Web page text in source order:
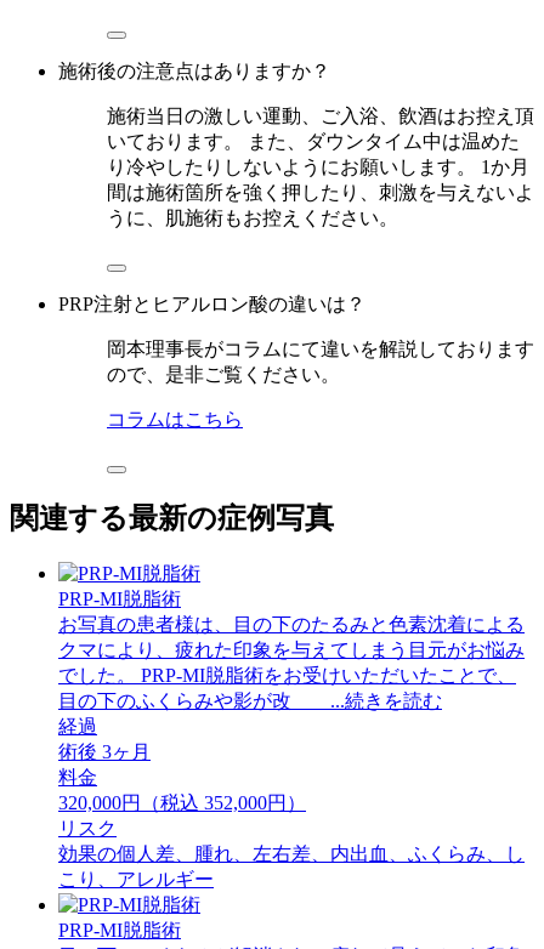
施術後の注意点はありますか？
施術当日の激しい運動、ご入浴、飲酒はお控え頂
いております。 また、ダウンタイム中は温めた
り冷やしたりしないようにお願いします。 1か月
間は施術箇所を強く押したり、刺激を与えないよ
うに、肌施術もお控えください。
PRP注射とヒアルロン酸の違いは？
岡本理事長がコラムにて違いを解説しております
ので、是非ご覧ください。
コラムはこちら
関連する最新の症例写真
PRP-MI脱脂術
お写真の患者様は、目の下のたるみと色素沈着による
クマにより、疲れた印象を与えてしまう目元がお悩み
でした。 PRP-MI脱脂術をお受けいただいたことで、
目の下のふくらみや影が改 ...続きを読む
経過
術後 3ヶ月
料金
320,000円（税込 352,000円）
リスク
効果の個人差、腫れ、左右差、内出血、ふくらみ、し
こり、アレルギー
PRP-MI脱脂術